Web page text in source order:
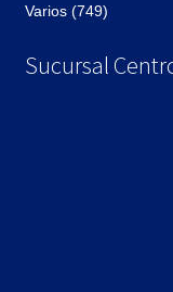
Varios (749)
Sucursal